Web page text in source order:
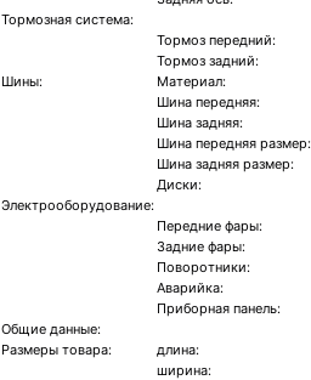
Тормозная система:
Тормоз передний:
Тормоз задний:
Шины:
Материал:
Шина передняя:
Шина задняя:
Шина передняя размер:
Шина задняя размер:
Диски:
Электрооборудование:
Передние фары:
Задние фары:
Поворотники:
Аварийка:
Приборная панель:
Общие данные:
Размеры товара:
длина:
ширина: